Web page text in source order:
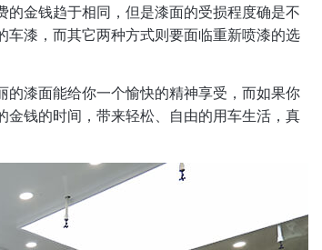
金钱趋于相同，但是漆面的受损程度确是不
漆，而其它两种方式则要面临重新喷漆的选
漆面能给你一个愉快的精神享受，而如果你
钱的时间，带来轻松、自由的用车生活，真